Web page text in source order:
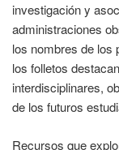
investigación y
administraciones
los nombres de los
los folletos
interdisciplinares,
de los futuros
Recursos que